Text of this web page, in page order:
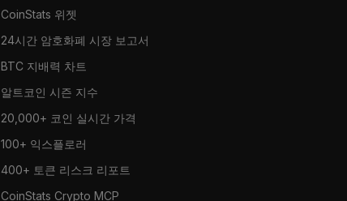
CoinStats 위젯
24시간 암호화폐 시장 보고서
BTC 지배력 차트
알트코인 시즌 지수
20,000+ 코인 실시간 가격
100+ 익스플로러
400+ 토큰 리스크 리포트
CoinStats Crypto MCP